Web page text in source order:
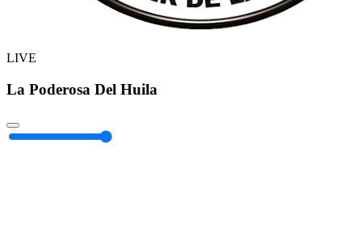
LIVE
La Poderosa Del Huila